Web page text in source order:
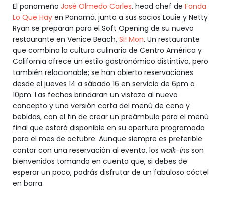
El panameño José Olmedo Carles, head chef de Fonda
Lo Que Hay en Panamá, junto a sus socios Louie y Netty
Ryan se preparan para el Soft Opening de su nuevo
restaurante en Venice Beach, Si! Mon. Un restaurante
que combina la cultura culinaria de Centro América y
California ofrece un estilo gastronómico distintivo, pero
también relacionable; se han abierto reservaciones
desde el jueves 14 a sábado 16 en servicio de 6pm a
10pm. Las fechas brindaran un vistazo al nuevo
concepto y una versión corta del menú de cena y
bebidas, con el fin de crear un preámbulo para el menú
final que estará disponible en su apertura programada
para el mes de octubre. Aunque siempre es preferible
contar con una reservación al evento, los walk-ins son
bienvenidos tomando en cuenta que, si debes de
esperar un poco, podrás disfrutar de un fabuloso cóctel
en barra.